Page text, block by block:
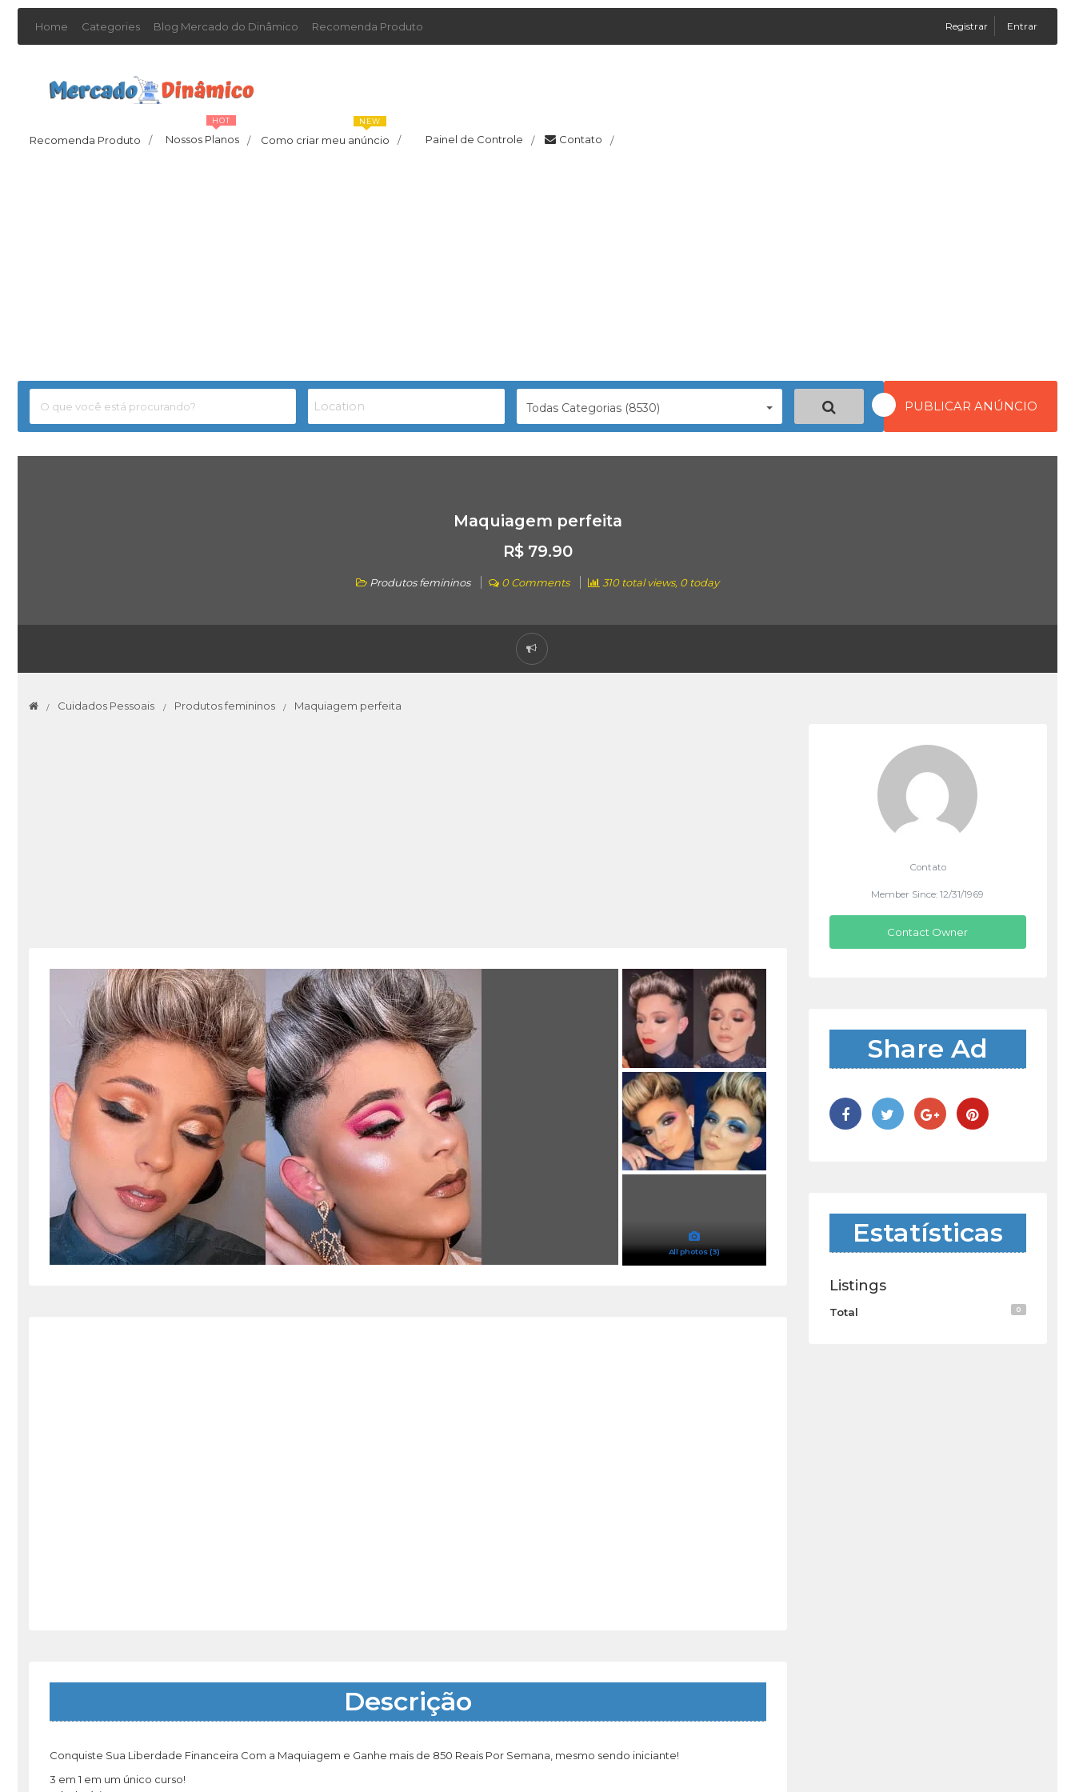
Home Categories Blog Mercado do Dinâmico Recomenda Produto Registrar Entrar
Recomenda Produto / Nossos Planos /
HOT
Como criar meu anúncio /
NEW
Painel de Controle / Contato /
Todas Categorias (8530) PUBLICAR ANÚNCIO
Maquiagem perfeita
R$ 79.90
Produtos femininos 0 Comments 310 total views, 0 today
Cuidados Pessoais Produtos femininos Maquiagem perfeita
All photos (3)
Descrição
Conquiste Sua Liberdade Financeira Com a Maquiagem e Ganhe mais de 850 Reais Por Semana, mesmo sendo iniciante!
3 em 1 em um único curso!
Contato
Member Since: 12/31/1969
Contact Owner
Share Ad
Estatísticas
Listings
Total 0